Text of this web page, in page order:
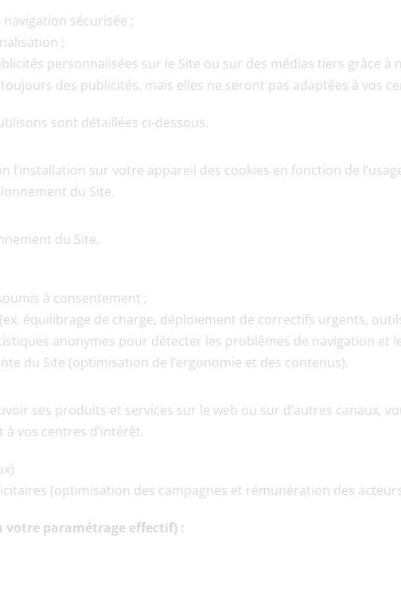
sécurisée ;
;
personnalisées sur le Site ou sur des médias tiers grâce
des publicités, mais elles ne seront pas adaptées à vos
sont détaillées ci-dessous.
l’installation sur votre appareil des cookies en fonction de
du Site.
du Site.
à consentement ;
équilibrage de charge, déploiement de correctifs urgents,
anonymes pour détecter les problèmes de navigation et
du Site (optimisation de l’ergonomie et des contenus).
ses produits et services sur le web ou sur d’autres canaux,
vos centres d’intérêt.
(optimisation des campagnes et rémunération des
paramétrage effectif) :